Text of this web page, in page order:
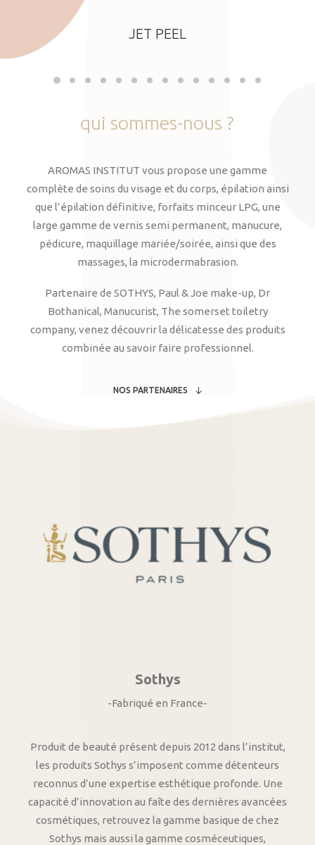
JET PEEL
qui sommes-nous ?
AROMAS INSTITUT vous propose une gamme
complète de soins du visage et du corps, épilation ainsi
que l’épilation définitive, forfaits minceur LPG, une
large gamme de vernis semi permanent, manucure,
pédicure, maquillage mariée/soirée, ainsi que des
massages, la microdermabrasion.
Partenaire de SOTHYS, Paul & Joe make-up, Dr
Bothanical, Manucurist, The somerset toiletry
company, venez découvrir la délicatesse des produits
combinée au savoir faire professionnel.
NOS PARTENAIRES
Sothys
-Fabriqué en France-
Produit de beauté présent depuis 2012 dans l’institut,
les produits Sothys s’imposent comme détenteurs
reconnus d’une expertise esthétique profonde. Une
capacité d’innovation au faîte des dernières avancées
cosmétiques, retrouvez la gamme basique de chez
Sothys mais aussi la gamme cosméceutiques,